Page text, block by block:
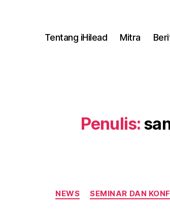
Tentang iHilead Mitra
Penulis:
NEWS SEMINAR DAN